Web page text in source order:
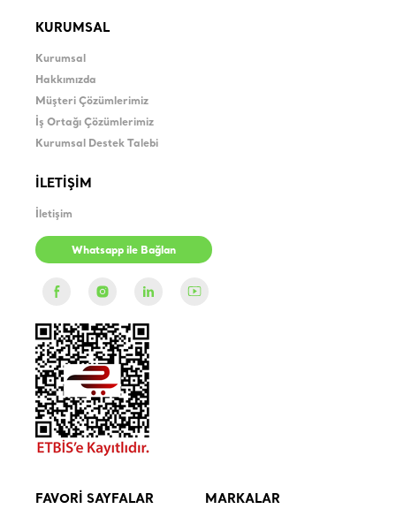
KURUMSAL
Kurumsal
Hakkımızda
Müşteri Çözümlerimiz
İş Ortağı Çözümlerimiz
Kurumsal Destek Talebi
İLETİŞİM
İletişim
Whatsapp ile Bağlan
FAVORİ SAYFALAR MARKALAR